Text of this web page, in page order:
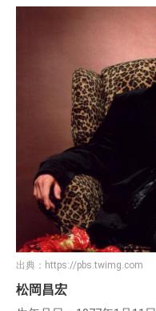
出典： https://pbs.twimg.com
松岡昌宏